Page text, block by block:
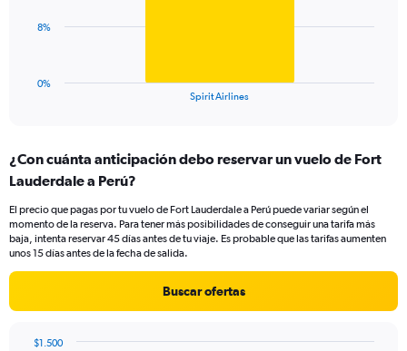
The
Range:
1
The
chart
has
1
values.
Spirit Airlines
0%
8%
¿Con cuánta anticipación debo reservar un vuelo de Fort
Lauderdale a Perú?
El precio que pagas por tu vuelo de Fort Lauderdale a Perú puede variar según el
momento de la reserva. Para tener más posibilidades de conseguir una tarifa más
baja, intenta reservar 45 días antes de tu viaje. Es probable que las tarifas aumenten
unos 15 días antes de la fecha de salida.
Buscar ofertas
$1.500